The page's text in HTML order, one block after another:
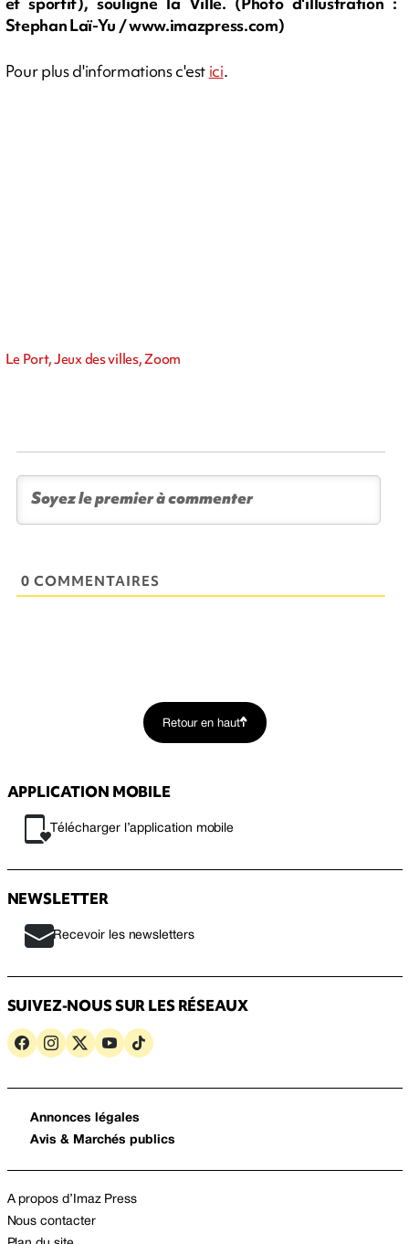
Stephan Laï-Yu / www.imazpress.com)
Pour plus d'informations c'est ici.
Le Port, Jeux des villes, Zoom
0 COMMENTAIRES
Retour en haut
APPLICATION MOBILE
Télécharger l’application mobile
NEWSLETTER
Recevoir les newsletters
SUIVEZ-NOUS SUR LES RÉSEAUX
Annonces légales
Avis & Marchés publics
A propos d’Imaz Press
Nous contacter